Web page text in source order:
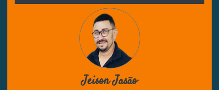
Jeison Jasão